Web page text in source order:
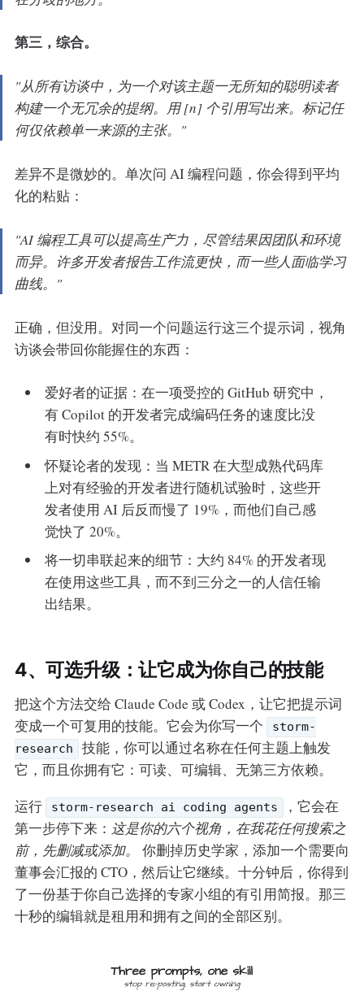
第三，综合。
"从所有访谈中，为一个对该主题一无所知的聪明读者
构建一个无冗余的提纲。用 [n] 个引用写出来。标记任
何仅依赖单一来源的主张。"
差异不是微妙的。单次问 AI 编程问题，你会得到平均
化的粘贴：
"AI 编程工具可以提高生产力，尽管结果因团队和环境
而异。许多开发者报告工作流更快，而一些人面临学习
曲线。"
正确，但没用。对同一个问题运行这三个提示词，视角
访谈会带回你能握住的东西：
爱好者的证据：在一项受控的 GitHub 研究中，
有 Copilot 的开发者完成编码任务的速度比没
有时快约 55%。
怀疑论者的发现：当 METR 在大型成熟代码库
上对有经验的开发者进行随机试验时，这些开
发者使用 AI 后反而慢了 19%，而他们自己感
觉快了 20%。
将一切串联起来的细节：大约 84% 的开发者现
在使用这些工具，而不到三分之一的人信任输
出结果。
4、可选升级：让它成为你自己的技能
把这个方法交给 Claude Code 或 Codex，让它把提示词
变成一个可复用的技能。它会为你写一个
storm-
research
技能，你可以通过名称在任何主题上触发
它，而且你拥有它：可读、可编辑、无第三方依赖。
运行
storm-research ai coding agents
，它会在
第一步停下来： 这是你的六个视角，在我花任何搜索之
前，先删减或添加。
你删掉历史学家，添加一个需要向
董事会汇报的 CTO，然后让它继续。十分钟后，你得到
了一份基于你自己选择的专家小组的有引用简报。那三
十秒的编辑就是租用和拥有之间的全部区别。